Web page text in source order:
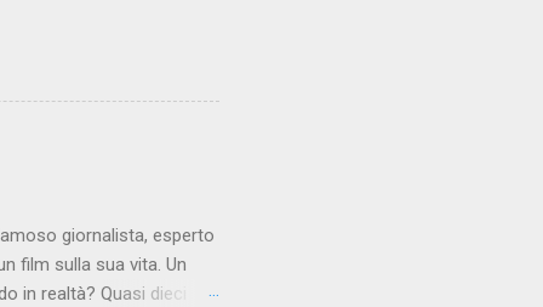
del sangue. La
il sedere prima di alzarsi
necessariamente
giornalista, esperto
film sulla sua vita. Un
in realtà? Quasi dieci